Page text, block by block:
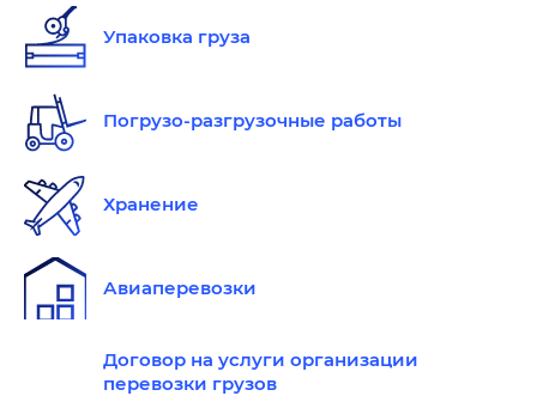
Упаковка груза
Погрузо-разгрузочные работы
Хранение
Авиаперевозки
Договор на услуги организации
перевозки грузов